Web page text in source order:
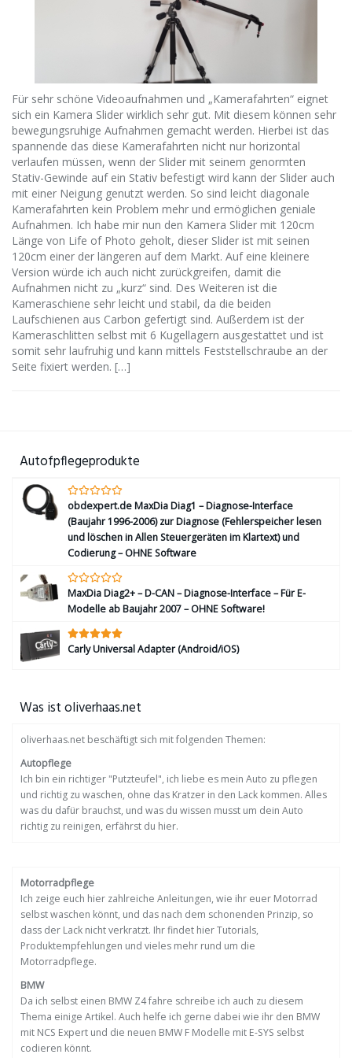
Für sehr schöne Videoaufnahmen und „Kamerafahrten“ eignet
sich ein Kamera Slider wirklich sehr gut. Mit diesem können sehr
bewegungsruhige Aufnahmen gemacht werden. Hierbei ist das
spannende das diese Kamerafahrten nicht nur horizontal
verlaufen müssen, wenn der Slider mit seinem genormten
Stativ-Gewinde auf ein Stativ befestigt wird kann der Slider auch
mit einer Neigung genutzt werden. So sind leicht diagonale
Kamerafahrten kein Problem mehr und ermöglichen geniale
Aufnahmen. Ich habe mir nun den Kamera Slider mit 120cm
Länge von Life of Photo geholt, dieser Slider ist mit seinen
120cm einer der längeren auf dem Markt. Auf eine kleinere
Version würde ich auch nicht zurückgreifen, damit die
Aufnahmen nicht zu „kurz“ sind. Des Weiteren ist die
Kameraschiene sehr leicht und stabil, da die beiden
Laufschienen aus Carbon gefertigt sind. Außerdem ist der
Kameraschlitten selbst mit 6 Kugellagern ausgestattet und ist
somit sehr laufruhig und kann mittels Feststellschraube an der
Seite fixiert werden. […]
Autofpflegeprodukte
obdexpert.de MaxDia Diag1 – Diagnose-Interface
(Baujahr 1996-2006) zur Diagnose (Fehlerspeicher lesen
und löschen in Allen Steuergeräten im Klartext) und
Codierung – OHNE Software
MaxDia Diag2+ – D-CAN – Diagnose-Interface – Für E-
Modelle ab Baujahr 2007 – OHNE Software!
Carly Universal Adapter (Android/iOS)
Was ist oliverhaas.net
oliverhaas.net beschäftigt sich mit folgenden Themen:
Autopflege
Ich bin ein richtiger "Putzteufel", ich liebe es mein Auto zu pflegen
und richtig zu waschen, ohne das Kratzer in den Lack kommen. Alles
was du dafür brauchst, und was du wissen musst um dein Auto
richtig zu reinigen, erfährst du hier.
Motorradpflege
Ich zeige euch hier zahlreiche Anleitungen, wie ihr euer Motorrad
selbst waschen könnt, und das nach dem schonenden Prinzip, so
dass der Lack nicht verkratzt. Ihr findet hier Tutorials,
Produktempfehlungen und vieles mehr rund um die
Motorradpflege.
BMW
Da ich selbst einen BMW Z4 fahre schreibe ich auch zu diesem
Thema einige Artikel. Auch helfe ich gerne dabei wie ihr den BMW
mit NCS Expert und die neuen BMW F Modelle mit E-SYS selbst
codieren könnt.